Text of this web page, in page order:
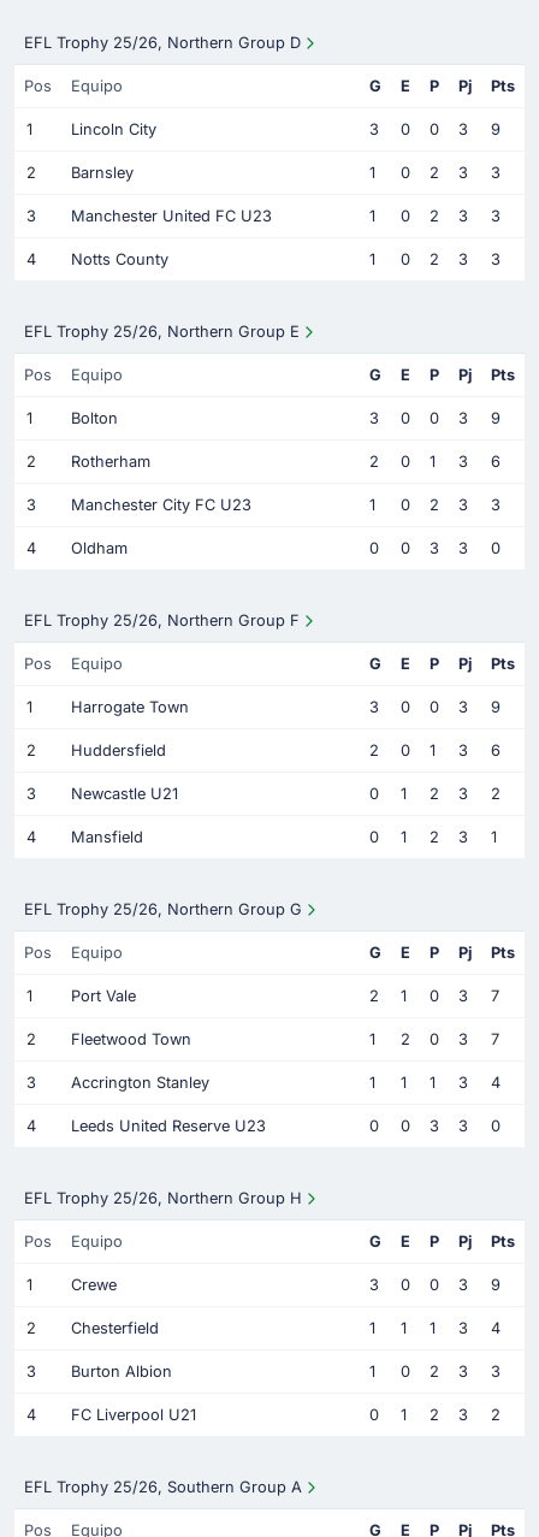
EFL Trophy 25/26, Northern Group D
Pos Equipo G E P Pj Pts
1 Lincoln City 3 0 0 3 9
2 Barnsley 1 0 2 3 3
3 Manchester United FC U23 1 0 2 3 3
4 Notts County 1 0 2 3 3
EFL Trophy 25/26, Northern Group E
Pos Equipo G E P Pj Pts
1 Bolton 3 0 0 3 9
2 Rotherham 2 0 1 3 6
3 Manchester City FC U23 1 0 2 3 3
4 Oldham 0 0 3 3 0
EFL Trophy 25/26, Northern Group F
Pos Equipo G E P Pj Pts
1 Harrogate Town 3 0 0 3 9
2 Huddersfield 2 0 1 3 6
3 Newcastle U21 0 1 2 3 2
4 Mansfield 0 1 2 3 1
EFL Trophy 25/26, Northern Group G
Pos Equipo G E P Pj Pts
1 Port Vale 2 1 0 3 7
2 Fleetwood Town 1 2 0 3 7
3 Accrington Stanley 1 1 1 3 4
4 Leeds United Reserve U23 0 0 3 3 0
EFL Trophy 25/26, Northern Group H
Pos Equipo G E P Pj Pts
1 Crewe 3 0 0 3 9
2 Chesterfield 1 1 1 3 4
3 Burton Albion 1 0 2 3 3
4 FC Liverpool U21 0 1 2 3 2
EFL Trophy 25/26, Southern Group A
Pos Equipo G E P Pj Pts